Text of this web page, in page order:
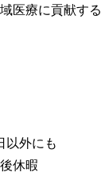
医療に貢献する
以外にも
休暇